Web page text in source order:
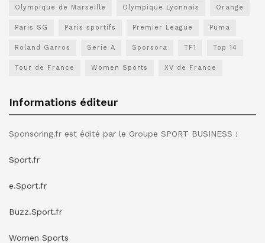
Olympique de Marseille Olympique Lyonnais Orange
Paris SG Paris sportifs Premier League Puma
Roland Garros Serie A Sporsora TF1 Top 14
Tour de France Women Sports XV de France
Informations éditeur
Sponsoring.fr est édité par le Groupe SPORT BUSINESS :
Sport.fr
e.Sport.fr
Buzz.Sport.fr
Women Sports